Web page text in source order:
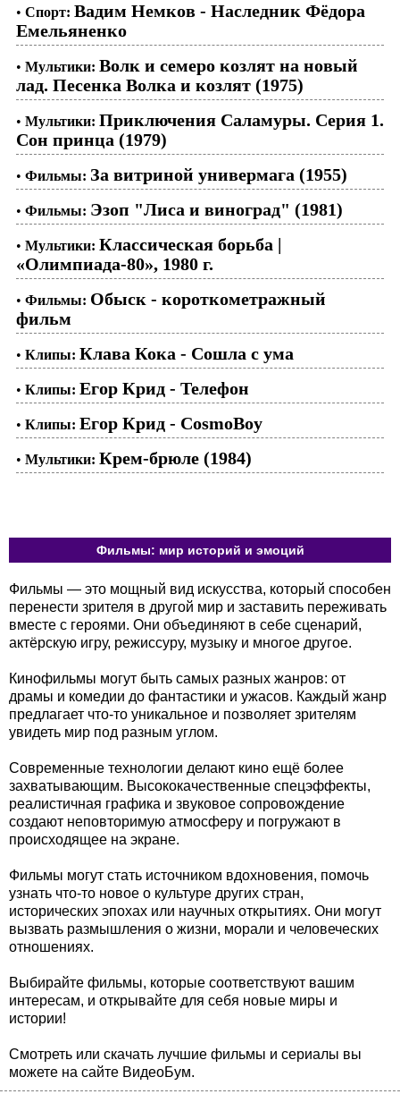
• Спорт: Вадим Немков - Наследник Фёдора
Емельяненко
• Мультики: Волк и семеро козлят на новый
лад. Песенка Волка и козлят (1975)
• Мультики: Приключения Саламуры. Серия 1.
Сон принца (1979)
• Фильмы: За витриной универмага (1955)
• Фильмы: Эзоп "Лиса и виноград" (1981)
• Мультики: Классическая борьба |
«Олимпиада-80», 1980 г.
• Фильмы: Обыск - короткометражный
фильм
• Клипы: Клава Кока - Сошла с ума
• Клипы: Егор Крид - Телефон
• Клипы: Егор Крид - CosmoBoy
• Мультики: Крем-брюле (1984)
Фильмы: мир историй и эмоций
Фильмы — это мощный вид искусства, который способен
перенести зрителя в другой мир и заставить переживать
вместе с героями. Они объединяют в себе сценарий,
актёрскую игру, режиссуру, музыку и многое другое.
Кинофильмы могут быть самых разных жанров: от
драмы и комедии до фантастики и ужасов. Каждый жанр
предлагает что-то уникальное и позволяет зрителям
увидеть мир под разным углом.
Современные технологии делают кино ещё более
захватывающим. Высококачественные спецэффекты,
реалистичная графика и звуковое сопровождение
создают неповторимую атмосферу и погружают в
происходящее на экране.
Фильмы могут стать источником вдохновения, помочь
узнать что-то новое о культуре других стран,
исторических эпохах или научных открытиях. Они могут
вызвать размышления о жизни, морали и человеческих
отношениях.
Выбирайте фильмы, которые соответствуют вашим
интересам, и открывайте для себя новые миры и
истории!
Смотреть или скачать лучшие фильмы и сериалы вы
можете на сайте ВидеоБум.